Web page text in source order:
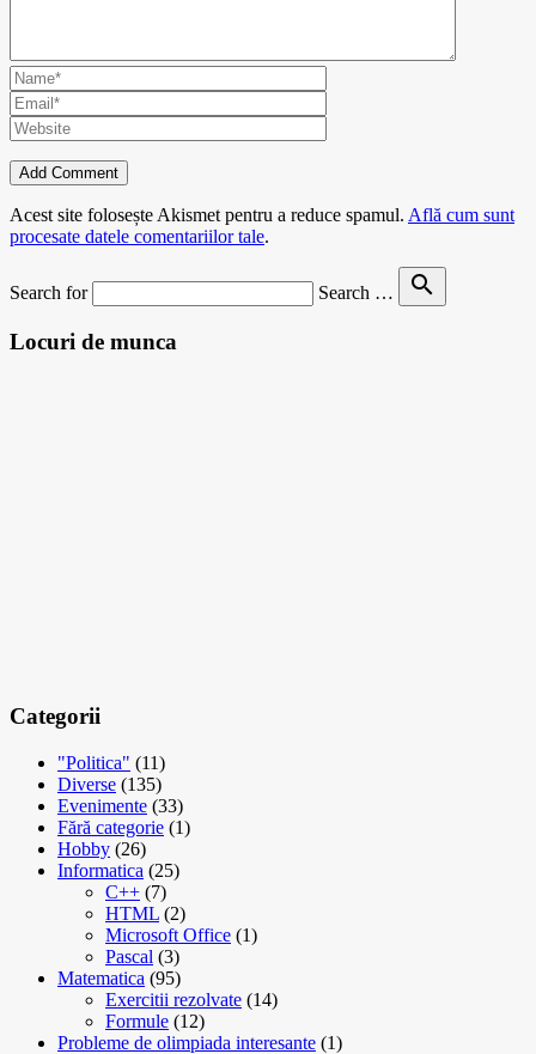
Acest site folosește Akismet pentru a reduce spamul. Află cum sunt
procesate datele comentariilor tale.
Search for Search … search
Locuri de munca
Categorii
"Politica" (11)
Diverse (135)
Evenimente (33)
Fără categorie (1)
Hobby (26)
Informatica (25)
C++ (7)
HTML (2)
Microsoft Office (1)
Pascal (3)
Matematica (95)
Exercitii rezolvate (14)
Formule (12)
Probleme de olimpiada interesante (1)